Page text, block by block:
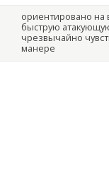
ориентировано
быструю
чрезвычайно
манере